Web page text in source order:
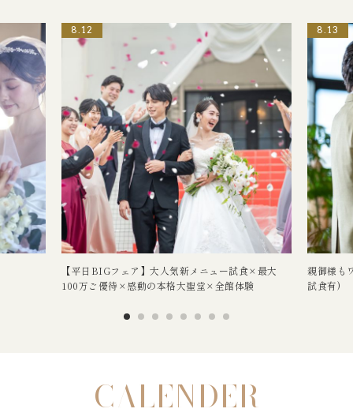
8.12
【平日BIGフェア】大人気新メニュー試食×最大
100万ご優待×感動の本格大聖堂×全館体験
8.13
親御様も
試食有)
CALENDER